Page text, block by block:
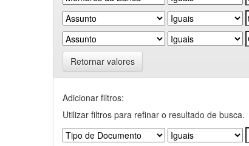
Retornar valores
Adicionar filtros:
Utilizar filtros para refinar o resultado de busca.